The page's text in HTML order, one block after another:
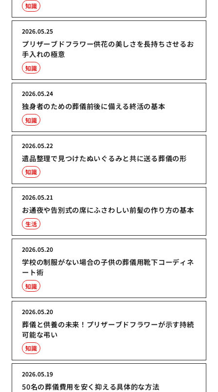
知識
プリザーブドフラワー供花の美しさを長持ちさせるお
手入れの極意
2026.05.25
知識
独身者のための葬儀前後に備える終活の基本
2026.05.24
知識
遺品整理で見つけたぬいぐるみと共に送る葬儀の形
2026.05.22
知識
お通夜や告別式の席にふさわしい前髪の作り方の基本
2026.05.21
生活
学校の制服がない場合の子供の葬儀用靴下コーディネ
ート術
2026.05.20
知識
葬儀と供養の未来！プリザーブドフラワーが示す持続
可能な弔い
2026.05.20
知識
50名の葬儀費用を安く抑える具体的な方法
2026.05.19